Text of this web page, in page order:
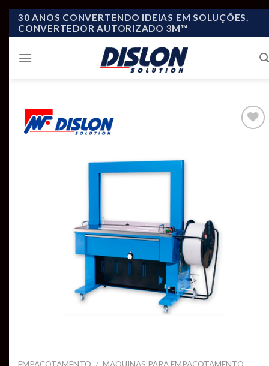
Skip
30 ANOS CONVERTENDO IDEIAS EM SOLUÇÕES.
CONVERTEDOR AUTORIZADO 3M™